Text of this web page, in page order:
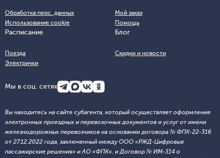
Обработка перс. данных
Использование cookie
Мой заказ
Помощь
Расписание
Поезда
Электрички
Блог
Скидки и новости
Мы в соц. сетях
Вы находитесь на сайте субагента, который осуществляет оформление
электронных проездных и перевозочных документов и услуг от имени
железнодорожных перевозчиков на основании договора № ФПК-22-316
от 27.12.2022 года, заключенный между ООО «РЖД-Цифровые
пассажирские решения» и АО «ФПК», и Договор № ИМ-314 о